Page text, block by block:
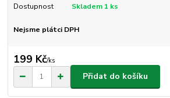
Dostupnost Skladem 1 ks
Nejsme plátci DPH
199 Kč/ks
Přidat do košíku